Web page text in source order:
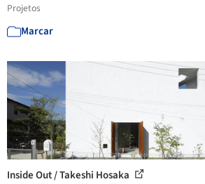
Projetos
Marcar
Inside Out / Takeshi Hosaka